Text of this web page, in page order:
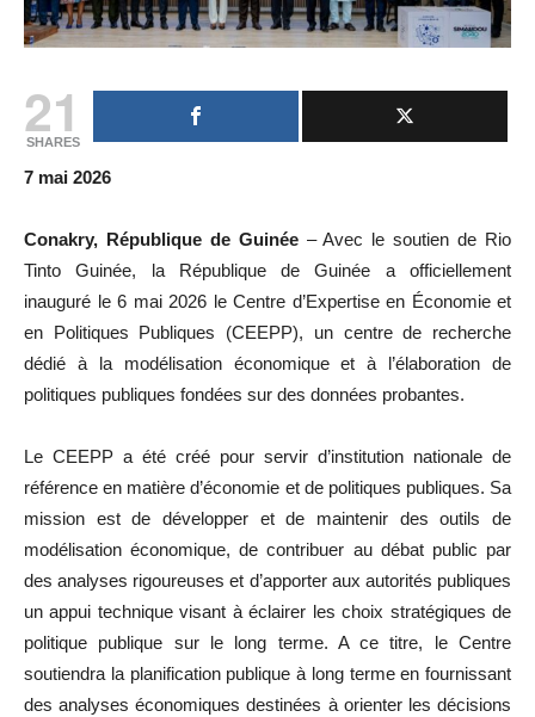
21
SHARES
7 mai 2026
Conakry, République de Guinée– Avec le soutien de Rio
Tinto Guinée, la République de Guinée a officiellement
inauguré le 6 mai 2026 le Centre d’Expertise en Économie et
en Politiques Publiques (CEEPP), un centre de recherche
dédié à la modélisation économique et à l’élaboration de
politiques publiques fondées sur des données probantes.
Le CEEPP a été créé pour servir d’institution nationale de
référence en matière d’économie et de politiques publiques. Sa
mission est de développer et de maintenir des outils de
modélisation économique, de contribuer au débat public par
des analyses rigoureuses et d’apporter aux autorités publiques
un appui technique visant à éclairer les choix stratégiques de
politique publique sur le long terme. A ce titre, le Centre
soutiendra la planification publique à long terme en fournissant
des analyses économiques destinées à orienter les décisions